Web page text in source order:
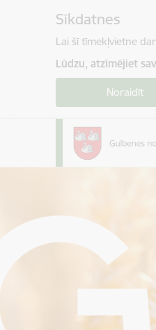
Sīkdatnes
Lai šī tīmekļvietne
Lūdzu, atzīmējiet
Noraidīt